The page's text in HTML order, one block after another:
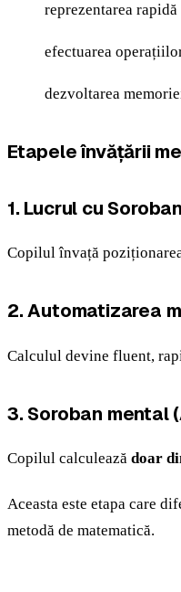
reprezentarea
efectuarea
dezvoltarea
Etapele învățării
1. Lucrul cu
Copilul învață
2. Automatizarea
Calculul devine fluent,
3. Soroban mental
Copilul calculează doar
Aceasta este etapa care
metodă de matematică.